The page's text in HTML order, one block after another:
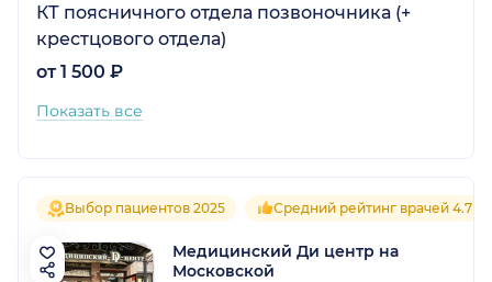
КТ поясничного отдела позвоночника (+
крестцового отдела)
от 1 500 ₽
Показать все
Выбор пациентов 2025 Средний рейтинг врачей 4.7
Медицинский Ди центр на
Московской